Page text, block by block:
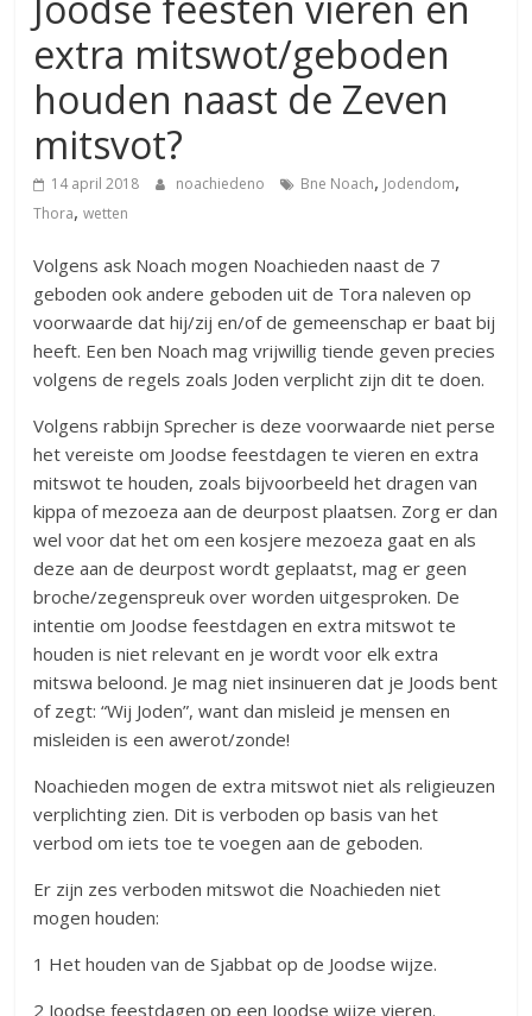
extra mitswot/geboden
houden naast de Zeven
mitsvot?
14 april 2018 noachiedeno Bne Noach, Jodendom,
Thora,wetten
Volgens ask Noach mogen Noachieden naast de 7
geboden ook andere geboden uit de Tora naleven op
voorwaarde dat hij/zij en/of de gemeenschap er baat bij
heeft. Een ben Noach mag vrijwillig tiende geven precies
volgens de regels zoals Joden verplicht zijn dit te doen.
Volgens rabbijn Sprecher is deze voorwaarde niet perse
het vereiste om Joodse feestdagen te vieren en extra
mitswot te houden, zoals bijvoorbeeld het dragen van
kippa of mezoeza aan de deurpost plaatsen. Zorg er dan
wel voor dat het om een kosjere mezoeza gaat en als
deze aan de deurpost wordt geplaatst, mag er geen
broche/zegenspreuk over worden uitgesproken. De
intentie om Joodse feestdagen en extra mitswot te
houden is niet relevant en je wordt voor elk extra
mitswa beloond. Je mag niet insinueren dat je Joods bent
of zegt: “Wij Joden”, want dan misleid je mensen en
misleiden is een awerot/zonde!
Noachieden mogen de extra mitswot niet als religieuzen
verplichting zien. Dit is verboden op basis van het
verbod om iets toe te voegen aan de geboden.
Er zijn zes verboden mitswot die Noachieden niet
mogen houden:
1 Het houden van de Sjabbat op de Joodse wijze.
2 Joodse feestdagen op een Joodse wijze vieren.